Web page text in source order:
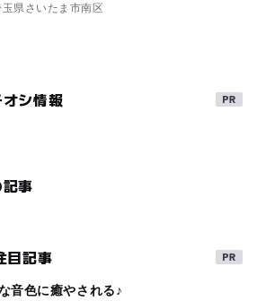
玉県さいたま市南区
シ情報
事
目記事
音色に癒やされる♪